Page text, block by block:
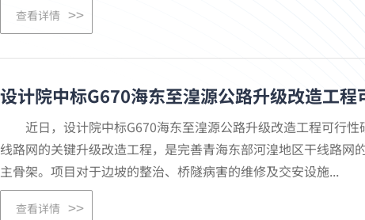
查看详情
设计院中标G670海东至湟源公路升级改造工程
近日，设计院中标G670海东至湟源公路升级改造工程可行
线路网的关键升级改造工程，是完善青海东部河湟地区干线路
主骨架。项目对于边坡的整治、桥隧病害的维修及交安设施...
查看详情